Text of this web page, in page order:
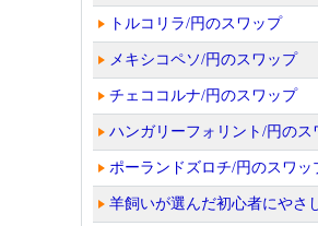
トルコリラ/円のスワップ
メキシコペソ/円のスワップ
チェココルナ/円のスワップ
ハンガリーフォリント/円のス
ポーランドズロチ/円のスワッ
羊飼いが選んだ初心者にやさ